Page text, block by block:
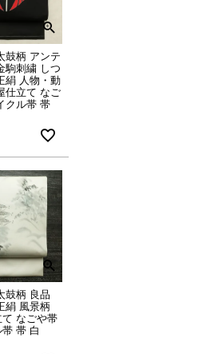
鼓柄 アンテ
駒刺繍 しつ
絹 人物・動
仕立て なご
クル帯 帯
鼓柄 良品
絹 風景柄
なごや帯
帯 帯 白